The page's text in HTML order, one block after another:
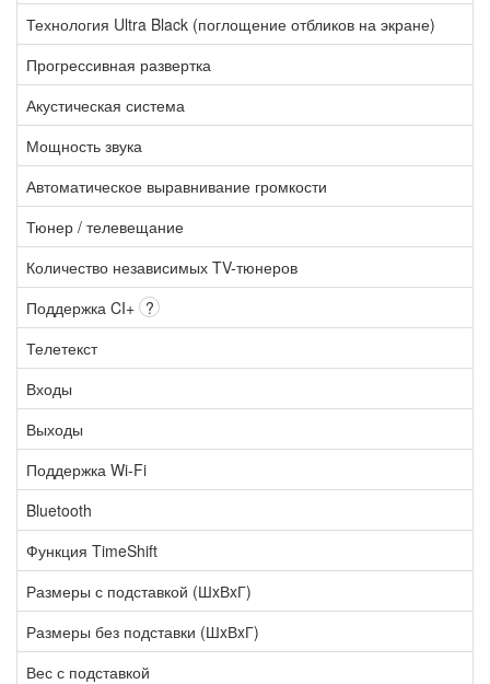
Технология Ultra Black (поглощение отбликов на экране)
Прогрессивная развертка
Акустическая система
Мощность звука
Автоматическое выравнивание громкости
Тюнер / телевещание
Количество независимых TV-тюнеров
Поддержка CI+ ?
Телетекст
Входы
Выходы
Поддержка Wi-Fi
Bluetooth
Функция TimeShift
Размеры с подставкой (ШxВxГ)
Размеры без подставки (ШxВxГ)
Вес с подставкой